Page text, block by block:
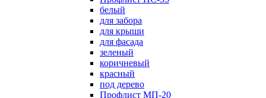
белый
для забора
для крыши
для фасада
зеленый
коричневый
красный
под дерево
Профлист МП-20